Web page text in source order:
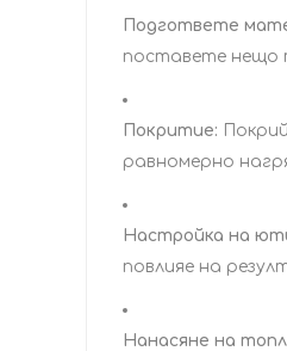
Подгответе
поставете нещо
Покритие:
равномерно
Настройка на
повлияе на
Нанасяне на